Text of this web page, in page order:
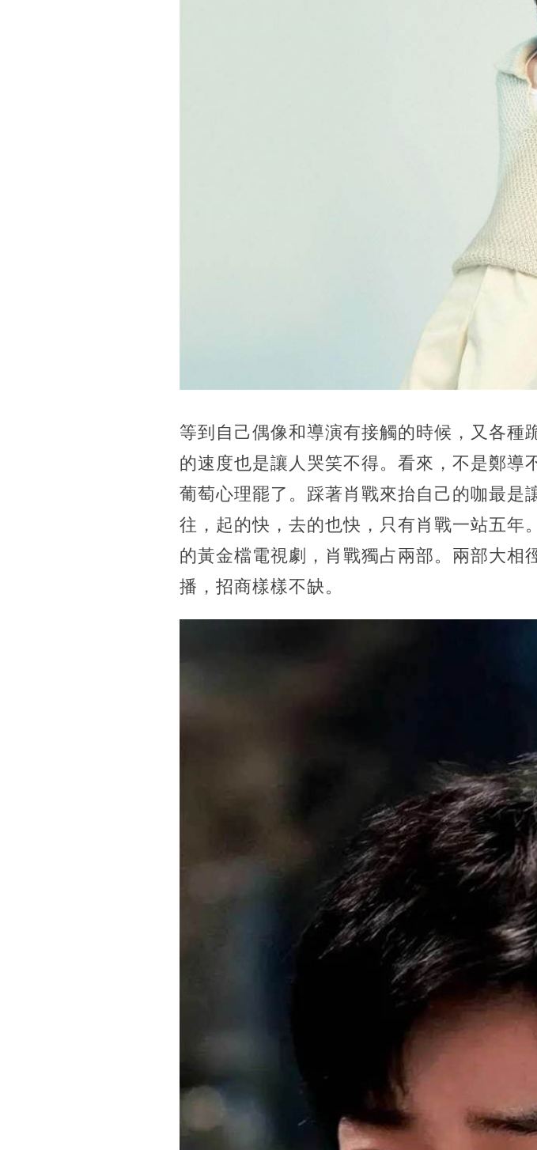
等到自己偶像和導演有接觸的時候，又各種
的速度也是讓人哭笑不得。看來，不是鄭導
葡萄心理罷了。踩著肖戰來抬自己的咖最是
往，起的快，去的也快，只有肖戰一站五年
的黃金檔電視劇，肖戰獨占兩部。兩部大相
播，招商樣樣不缺。